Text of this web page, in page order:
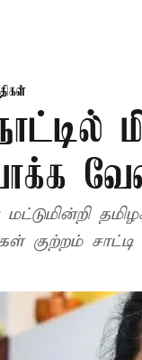
குற்றம் சாட்டி